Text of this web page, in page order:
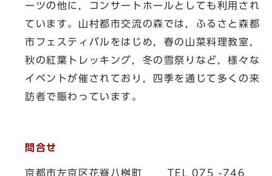
ーツの他に，コンサートホールとしても利用され
ています。山村都市交流の森では，ふるさと森都
市フェスティバルをはじめ，春の山菜料理教室，
秋の紅葉トレッキング，冬の雪祭りなど，様々な
イベントが催されており，四季を通じて多くの来
訪者で賑わっています。
問合せ
京都市左京区花脊八桝町 TEL 075 -746